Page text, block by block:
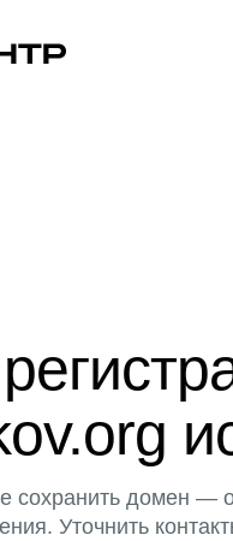
сохранить домен —
Уточнить